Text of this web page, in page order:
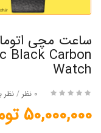
ساعت مچی
Black Carbon
Watch
0 نظر / نظر
50,000,000 تومان